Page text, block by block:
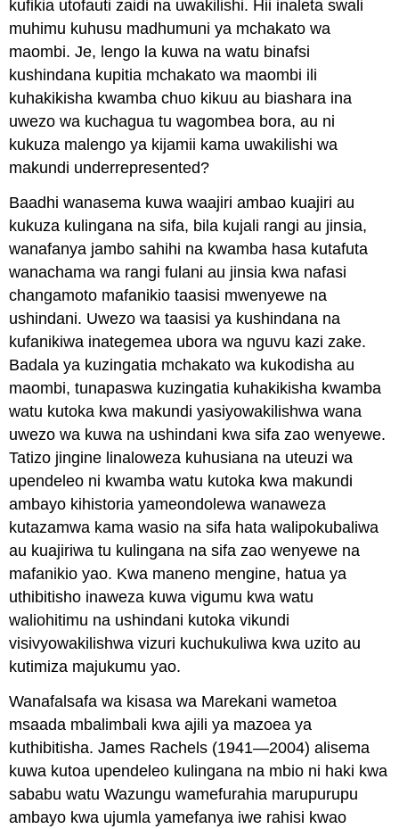
kufikia utofauti zaidi na uwakilishi. Hii inaleta swali
muhimu kuhusu madhumuni ya mchakato wa
maombi. Je, lengo la kuwa na watu binafsi
kushindana kupitia mchakato wa maombi ili
kuhakikisha kwamba chuo kikuu au biashara ina
uwezo wa kuchagua tu wagombea bora, au ni
kukuza malengo ya kijamii kama uwakilishi wa
makundi underrepresented?
Baadhi wanasema kuwa waajiri ambao kuajiri au
kukuza kulingana na sifa, bila kujali rangi au jinsia,
wanafanya jambo sahihi na kwamba hasa kutafuta
wanachama wa rangi fulani au jinsia kwa nafasi
changamoto mafanikio taasisi mwenyewe na
ushindani. Uwezo wa taasisi ya kushindana na
kufanikiwa inategemea ubora wa nguvu kazi zake.
Badala ya kuzingatia mchakato wa kukodisha au
maombi, tunapaswa kuzingatia kuhakikisha kwamba
watu kutoka kwa makundi yasiyowakilishwa wana
uwezo wa kuwa na ushindani kwa sifa zao wenyewe.
Tatizo jingine linaloweza kuhusiana na uteuzi wa
upendeleo ni kwamba watu kutoka kwa makundi
ambayo kihistoria yameondolewa wanaweza
kutazamwa kama wasio na sifa hata walipokubaliwa
au kuajiriwa tu kulingana na sifa zao wenyewe na
mafanikio yao. Kwa maneno mengine, hatua ya
uthibitisho inaweza kuwa vigumu kwa watu
waliohitimu na ushindani kutoka vikundi
visivyowakilishwa vizuri kuchukuliwa kwa uzito au
kutimiza majukumu yao.
Wanafalsafa wa kisasa wa Marekani wametoa
msaada mbalimbali kwa ajili ya mazoea ya
kuthibitisha. James Rachels (1941—2004) alisema
kuwa kutoa upendeleo kulingana na mbio ni haki kwa
sababu watu Wazungu wamefurahia marupurupu
ambayo kwa ujumla yamefanya iwe rahisi kwao